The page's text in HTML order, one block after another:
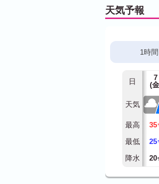
天気予報
1時
日
天気
最高
最低
降水
7
(
35
25
20